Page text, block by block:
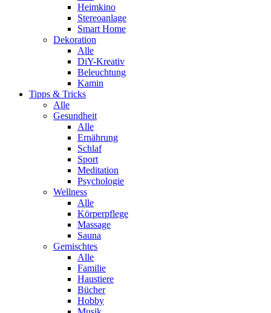
Heimkino
Stereoanlage
Smart Home
Dekoration
Alle
DiY-Kreativ
Beleuchtung
Kamin
Tipps & Tricks
Alle
Gesundheit
Alle
Ernährung
Schlaf
Sport
Meditation
Psychologie
Wellness
Alle
Körperpflege
Massage
Sauna
Gemischtes
Alle
Familie
Haustiere
Bücher
Hobby